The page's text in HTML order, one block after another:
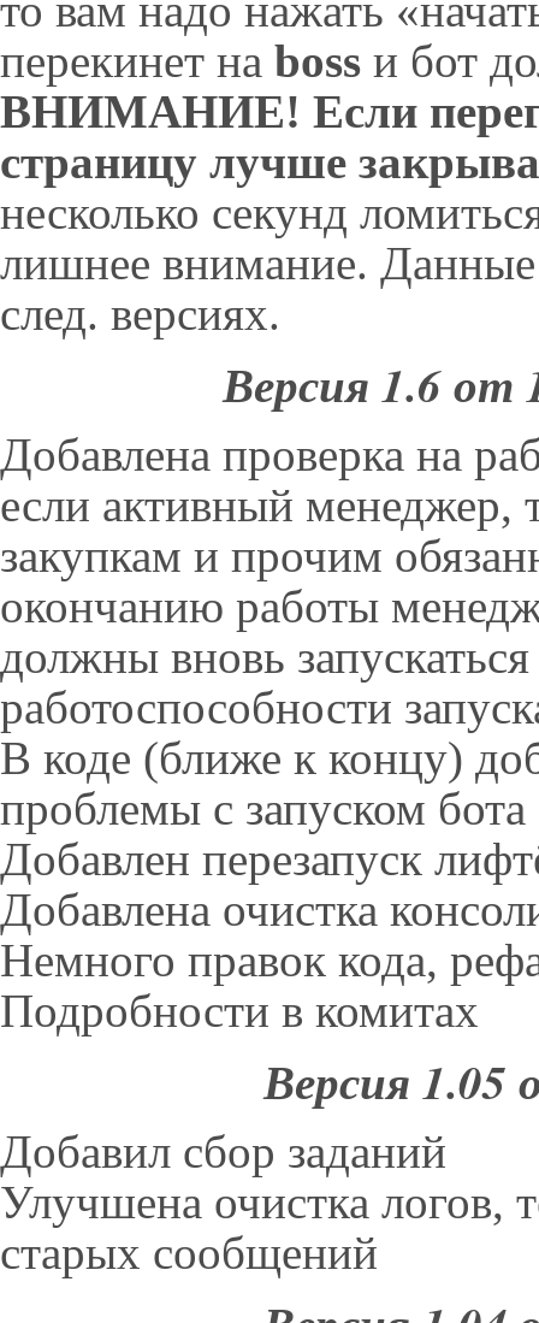
то вам надо нажать
перекинет на boss и бот
ВНИМАНИЕ! Если
страницу лучше
несколько секунд
лишнее внимание. Данные
след. версиях.
Версия 1.6 от
Добавлена проверка на
если активный менеджер,
закупкам и прочим
окончанию работы
должны вновь
работоспособности
В коде (ближе к концу)
проблемы с запуском бота
Добавлен перезапуск
Добавлена очистка
Немного правок кода,
Подробности в комитах
Версия 1.05
Добавил сбор заданий
Улучшена очистка логов,
старых сообщений